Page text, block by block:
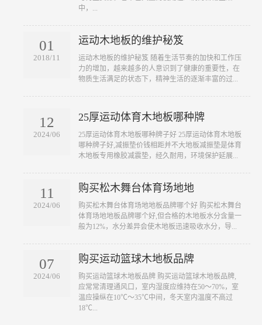
中，...
01
2018/11
运动木地板的维护秘笈
​运动木地板的维护秘笈 随着生活节奏的加快和工作压
力的增加，越来越多的人意识到了健康的重要性，在
物质生活满足的状态下，精神生活的逐渐丰富的过...
12
2024/06
25厚运动体育木地板哪种牌
​25厚运动体育木地板哪种牌子好 25厚运动体育木地板
哪种牌子好,减振垫价钱相距并不大地板减振垫是体育
木地板专用橡胶减震垫，经久耐用，环境保护延展...
11
2024/06
购买松木舞台体育场地地
​购买松木舞台体育场地地板品牌哪个好 购买松木舞台
体育场地地板品牌哪个好,但合格的木地板水分含量一
般为12%，水分差异会使木地板迅速吸收水分，导...
07
2024/06
购买运动篮球木地板品牌
​购买运动篮球木地板品牌 购买运动篮球木地板品牌,
应常常清理通风口，室内湿度应维持在50～70%，室
温应操纵在10℃～35℃中间，冬天室内温度不高过
18℃...